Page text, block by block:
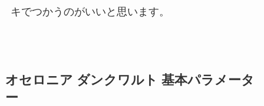
キでつかうのがいいと思います。
オセロニア ダンクワルト 基本パラメータ
ー